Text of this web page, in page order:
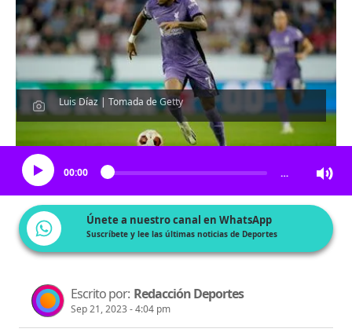
Luis Díaz | Tomada de Getty
Escucha el artículo
00:00 …
Únete a nuestro canal en WhatsApp
Suscríbete y lee las últimas noticias de Deportes
Escrito por: Redacción Deportes
Sep 21, 2023 - 4:04 pm